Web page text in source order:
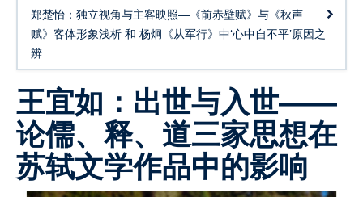
郑楚怡：独立视角与主客映照—《前赤壁赋》与《秋声
赋》客体形象浅析 和 杨炯《从军行》中‘心中自不平’原因之
辨
王宜如：出世与入世——
论儒、释、道三家思想在
苏轼文学作品中的影响